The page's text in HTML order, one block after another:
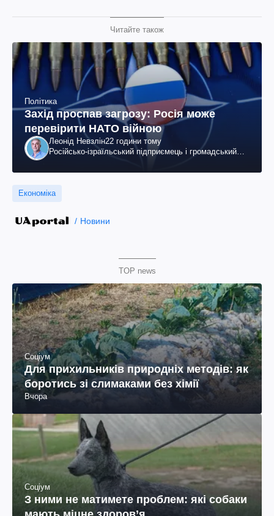
Читайте також
Політика
Захід проспав загрозу: Росія може
перевірити НАТО війною
Леонід Невзлін22 години тому
Російсько-ізраїльський підприємець і громадський
Економіка
Новини
TOP news
Соціум
Для прихильників природніх методів: як
боротись зі слимаками без хімії
Вчора
Соціум
З ними не матимете проблем: які собаки